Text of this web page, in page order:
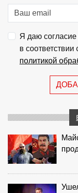
Я даю
в соответствии
политикой